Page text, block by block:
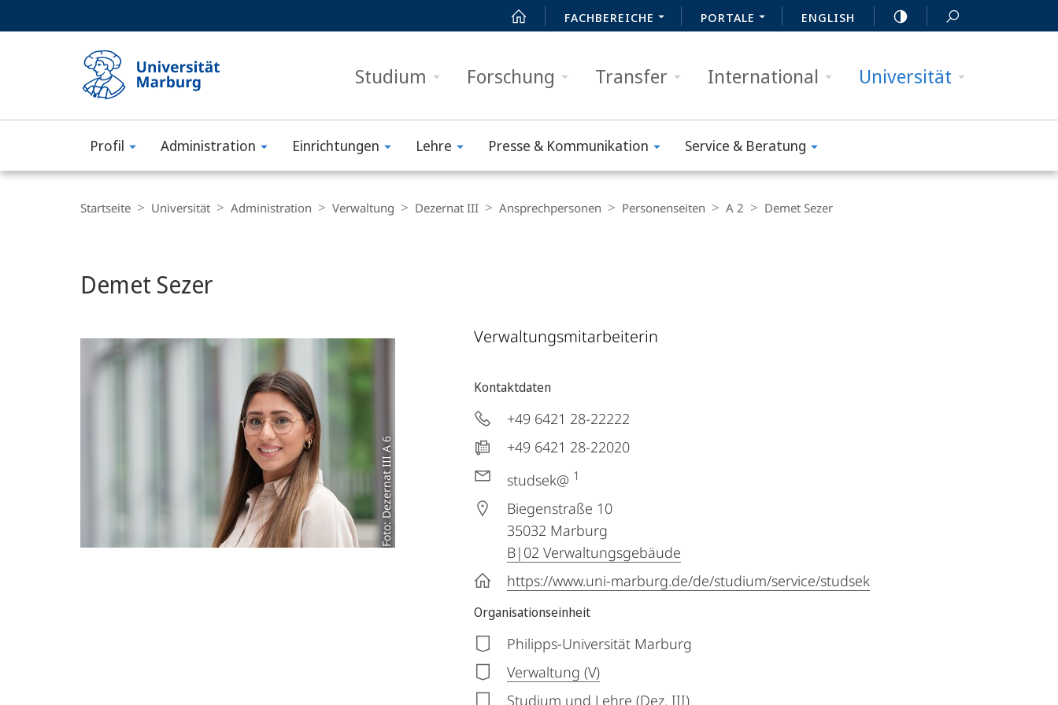
FACHBEREICHE PORTALE ENGLISH
Studium Forschung Transfer International Universität
Philipps-
Universität
Marburg
Profil Administration Einrichtungen Lehre Presse & Kommunikation Service & Beratung
Navigation
Startseite Universität Administration Verwaltung Dezernat III Ansprechpersonen Personenseiten A 2 Demet Sezer
Demet Sezer
Foto: Dezernat III A 6
Verwaltungsmitarbeiterin
Kontaktdaten
+49 6421 28-22222
+49 6421 28-22020
studsek@ 1
Biegenstraße 10
35032 Marburg
B|02 Verwaltungsgebäude
https://www.uni-marburg.de/de/studium/service/studsek
Organisationseinheit
Philipps-Universität Marburg
Verwaltung (V)
Studium und Lehre (Dez. III)